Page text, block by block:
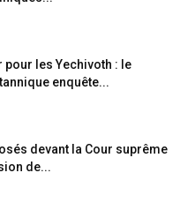
pour les Yechivoth : le
enquête...
devant la Cour suprême
de...